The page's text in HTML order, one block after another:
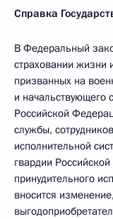
Справка
В Федеральный
страховании жизни
призванных на
и начальствующего
Российской
службы,
исполнительной
гвардии
принудительного
вносится